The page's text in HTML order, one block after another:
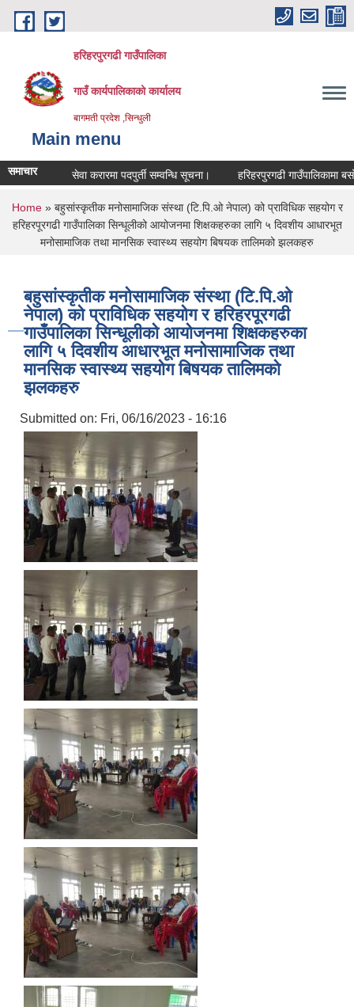
Skip to main content
हरिहरपुरगढी गाउँपालिका
गाउँ कार्यपालिकाको कार्यालय
बागमती प्रदेश ,सिन्धुली
Main menu
समाचार सेवा करारमा पदपुर्ती सम्वन्धि सूचना। हरिहरपुरगढी गाउँपालिकामा
You are here
Home» बहुसांस्कृतीक मनोसामाजिक संस्था (टि.पि.ओ नेपाल) को प्राविधिक सहयोग र
हरिहरपूरगढी गाउँपालिका सिन्धूलीको आयोजनमा शिक्षकहरुका लागि ५ दिवशीय आधारभूत
मनोसामाजिक तथा मानसिक स्वास्थ्य सहयोग बिषयक तालिमको झलकहरु
बहुसांस्कृतीक मनोसामाजिक संस्था (टि.पि.ओ
नेपाल) को प्राविधिक सहयोग र हरिहरपूरगढी
गाउँपालिका सिन्धूलीको आयोजनमा शिक्षकहरुका
लागि ५ दिवशीय आधारभूत मनोसामाजिक तथा
मानसिक स्वास्थ्य सहयोग बिषयक तालिमको
झलकहरु
Submitted on: Fri, 06/16/2023 - 16:16